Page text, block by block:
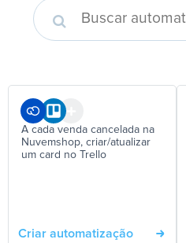
A cada venda cancelada na
Nuvemshop, criar/atualizar
um card no Trello
Criar automatização